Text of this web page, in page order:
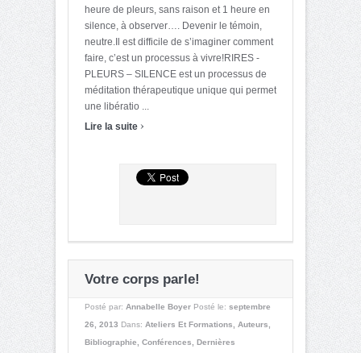
heure de pleurs, sans raison et 1 heure en
silence, à observer…. Devenir le témoin,
neutre.Il est difficile de s’imaginer comment
faire, c’est un processus à vivre!RIRES -
PLEURS – SILENCE est un processus de
méditation thérapeutique unique qui permet
une libératio ...
Lire la suite ›
Votre corps parle!
Posté par: Annabelle Boyer Posté le: septembre
26, 2013 Dans: Ateliers Et Formations Auteurs
Bibliographie
Conférences
Dernières